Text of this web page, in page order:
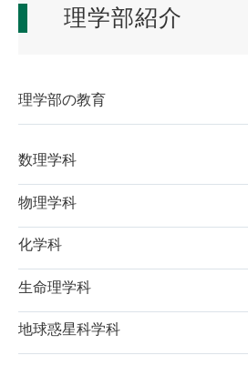
理学部紹介
理学部の教育
数理学科
物理学科
化学科
生命理学科
地球惑星科学科